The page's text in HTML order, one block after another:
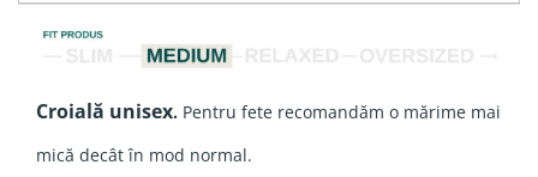
Croială unisex. Pentru fete recomandăm o mărime mai
mică decât în mod normal.